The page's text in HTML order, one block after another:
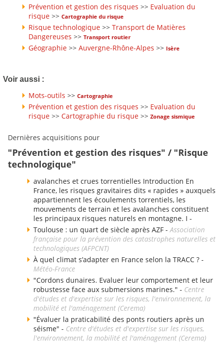
Prévention et gestion des risques >> Evaluation du
risque >> Cartographie du risque
Risque technologique >> Transport de Matières
Dangereuses >> Transport routier
Géographie >> Auvergne-Rhône-Alpes >> Isère
Voir aussi :
Mots-outils >> Cartographie
Prévention et gestion des risques >> Evaluation du
risque >> Cartographie du risque >> Zonage sismique
Dernières acquisitions pour
"Prévention et gestion des risques" / "Risque
technologique"
avalanches et crues torrentielles Introduction En
France, les risques gravitaires dits « rapides » auxquels
appartiennent les écoulements torrentiels, les
mouvements de terrain et les avalanches constituent
les principaux risques naturels en montagne. I -
Toulouse : un quart de siècle après AZF -Association
française pour la prévention des catastrophes naturelles et
technologiques (AFPCNT)
À quel climat s’adapter en France selon la TRACC ? -
Météo-France
"Cordons dunaires. Evaluer leur comportement et leur
robustesse face aux submersions marines." - Centre
d'études et d'expertise sur les risques, l'environnement, la
mobilité et l'aménagement (Cerema)
"Évaluer la praticabilité des ponts routiers après un
séisme" - Centre d'études et d'expertise sur les risques,
l'environnement, la mobilité et l'aménagement (Cerema)